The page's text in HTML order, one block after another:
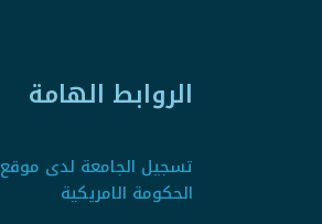
الروابط الهامة
تسجيل الجامعة لدى موقع
الحكومة الامريكية